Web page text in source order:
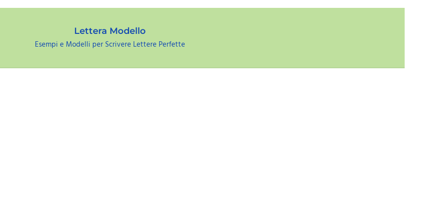
Lettera Modello
Esempi e Modelli per Scrivere Lettere Perfette